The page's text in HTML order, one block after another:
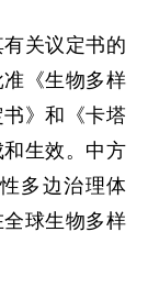
关议定书的
《生物多样
》和《卡塔
生效。中方
多边治理体
球生物多样